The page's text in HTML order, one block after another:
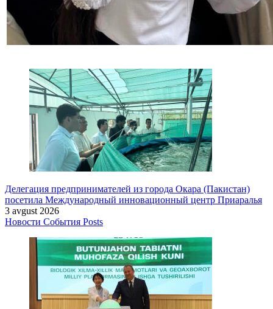
Делегация предпринимателей из города Окара (Пакистан)
посетила Международный инновационный центр Приаралья
3 avgust 2026
Новости События Posts